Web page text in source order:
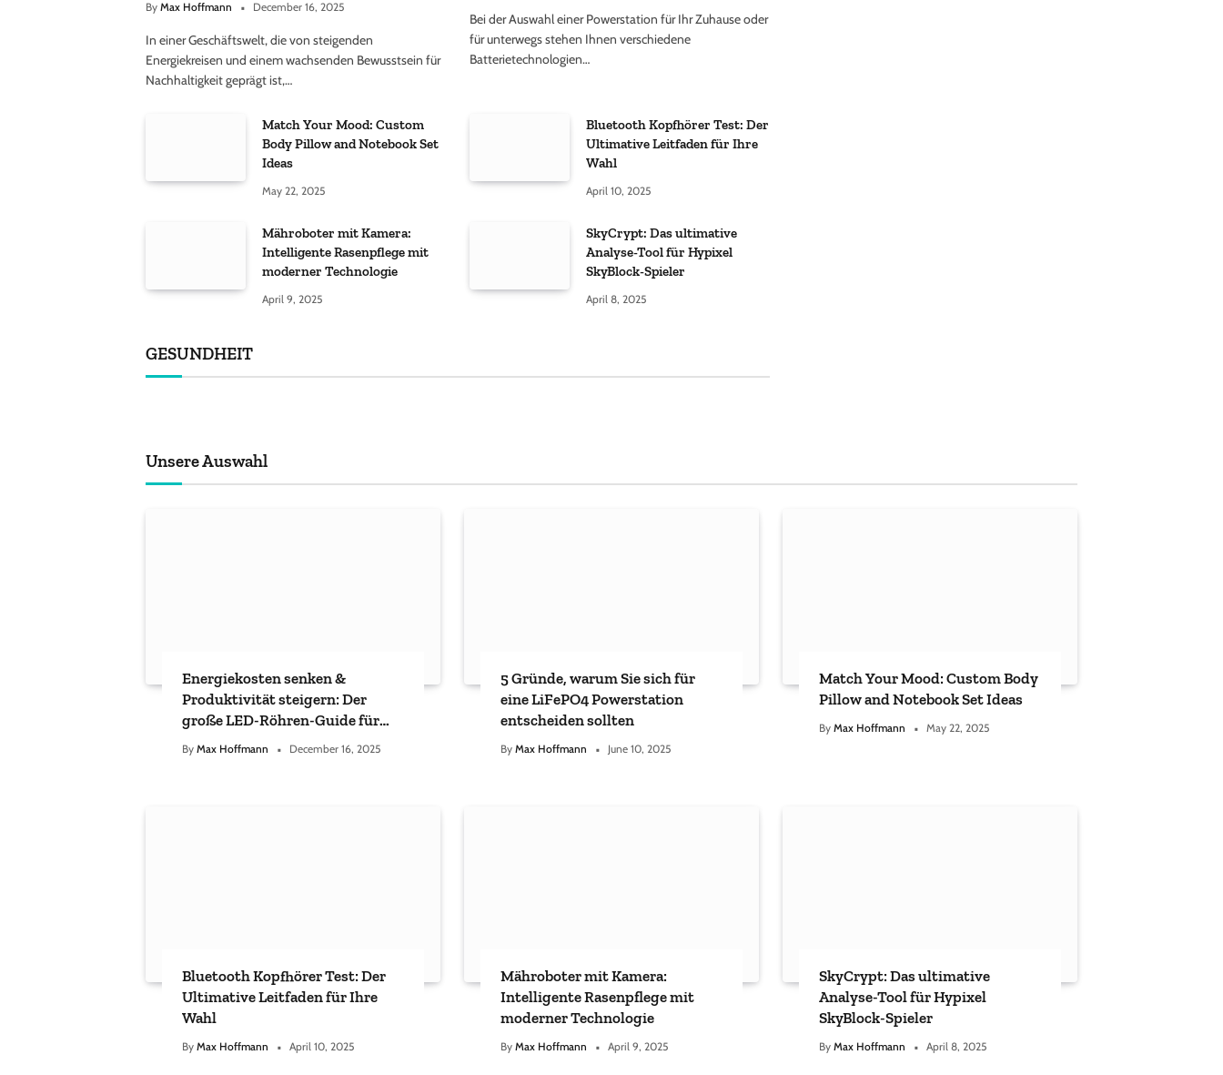
By Max Hoffmann December 16, 2025
In einer Geschäftswelt, die von steigenden
Energiekreisen und einem wachsenden Bewusstsein für
Nachhaltigkeit geprägt ist,…
Bei der Auswahl einer Powerstation für Ihr Zuhause oder
für unterwegs stehen Ihnen verschiedene
Batterietechnologien…
Match Your Mood: Custom
Body Pillow and Notebook Set
Ideas
May 22, 2025
Bluetooth Kopfhörer Test: Der
Ultimative Leitfaden für Ihre
Wahl
April 10, 2025
Mähroboter mit Kamera:
Intelligente Rasenpflege mit
moderner Technologie
April 9, 2025
SkyCrypt: Das ultimative
Analyse-Tool für Hypixel
SkyBlock-Spieler
April 8, 2025
GESUNDHEIT
Unsere Auswahl
Energiekosten senken &
Produktivität steigern: Der
große LED-Röhren-Guide für
Unternehmen
By Max Hoffmann December 16, 2025
5 Gründe, warum Sie sich für
eine LiFePO4 Powerstation
entscheiden sollten
By Max Hoffmann June 10, 2025
Match Your Mood: Custom Body
Pillow and Notebook Set Ideas
By Max Hoffmann May 22, 2025
Bluetooth Kopfhörer Test: Der
Ultimative Leitfaden für Ihre
Wahl
By Max Hoffmann April 10, 2025
Mähroboter mit Kamera:
Intelligente Rasenpflege mit
moderner Technologie
By Max Hoffmann April 9, 2025
SkyCrypt: Das ultimative
Analyse-Tool für Hypixel
SkyBlock-Spieler
By Max Hoffmann April 8, 2025